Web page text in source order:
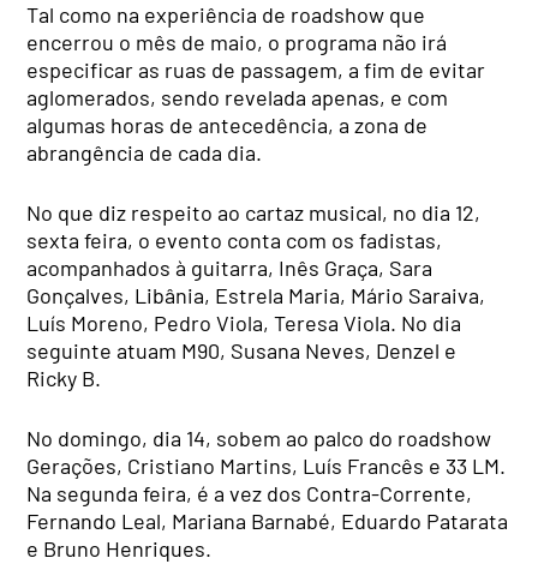
Tal como na experiência de roadshow que
encerrou o mês de maio, o programa não irá
especificar as ruas de passagem, a fim de evitar
aglomerados, sendo revelada apenas, e com
algumas horas de antecedência, a zona de
abrangência de cada dia.
No que diz respeito ao cartaz musical, no dia 12,
sexta feira, o evento conta com os fadistas,
acompanhados à guitarra, Inês Graça, Sara
Gonçalves, Libânia, Estrela Maria, Mário Saraiva,
Luís Moreno, Pedro Viola, Teresa Viola. No dia
seguinte atuam M90, Susana Neves, Denzel e
Ricky B.
No domingo, dia 14, sobem ao palco do roadshow
Gerações, Cristiano Martins, Luís Francês e 33 LM.
Na segunda feira, é a vez dos Contra-Corrente,
Fernando Leal, Mariana Barnabé, Eduardo Patarata
e Bruno Henriques.